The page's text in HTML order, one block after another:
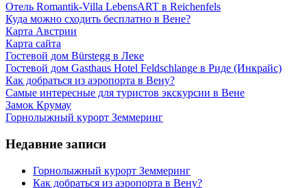
Отель Romantik-Villa LebensART в Reichenfels
Куда можно сходить бесплатно в Вене?
Карта Австрии
Карта сайта
Гостевой дом Bürstegg в Леке
Гостевой дом Gasthaus Hotel Feldschlange в Риде (Инкрайс)
Как добраться из аэропорта в Вену?
Самые интересные для туристов экскурсии в Вене
Замок Крумау
Горнолыжный курорт Земмеринг
Недавние записи
Горнолыжный курорт Земмеринг
Как добраться из аэропорта в Вену?